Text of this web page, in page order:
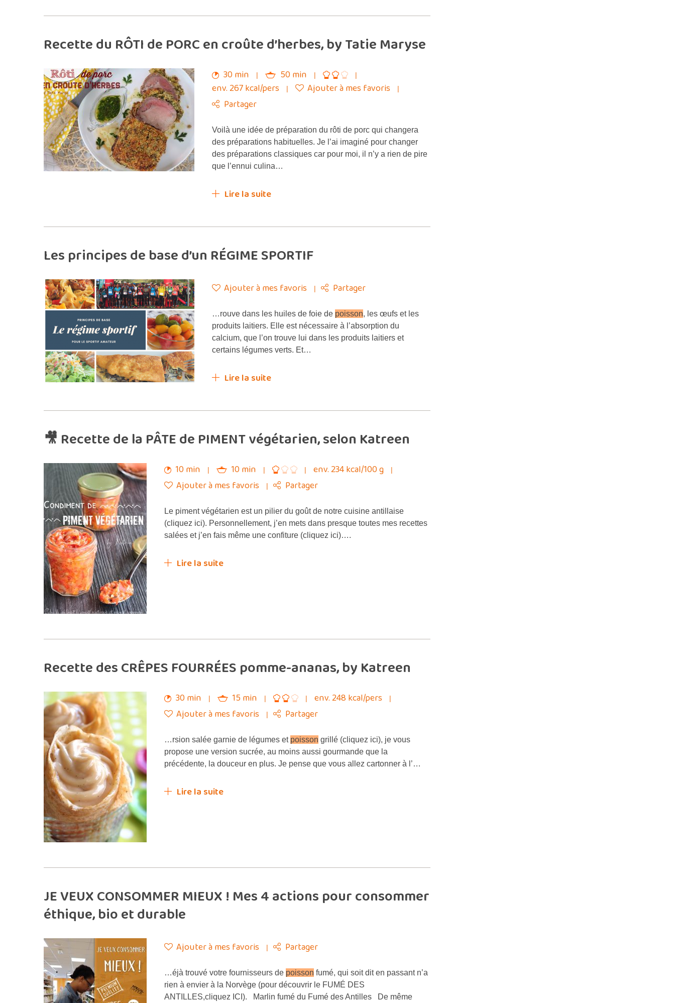
Recette du RÔTI de PORC en croûte d’herbes, by Tatie Maryse
30 min
50 min
env. 267 kcal/pers
Ajouter à mes favoris
Partager
Voilà une idée de préparation du rôti de porc qui changera
des préparations habituelles. Je l’ai imaginé pour changer
des préparations classiques car pour moi, il n’y a rien de pire
que l’ennui culina…
Lire la suite
Les principes de base d’un RÉGIME SPORTIF
Ajouter à mes favoris Partager
…rouve dans les huiles de foie de poisson, les œufs et les
produits laitiers. Elle est nécessaire à l’absorption du
calcium, que l’on trouve lui dans les produits laitiers et
certains légumes verts. Et…
Lire la suite
🎥 Recette de la PÂTE de PIMENT végétarien, selon Katreen
10 min 10 min
env. 234 kcal/100 g
Ajouter à mes favoris
Partager
Le piment végétarien est un pilier du goût de notre cuisine antillaise
(cliquez ici). Personnellement, j’en mets dans presque toutes mes recettes
salées et j’en fais même une confiture (cliquez ici)….
Lire la suite
Recette des CRÊPES FOURRÉES pomme-ananas, by Katreen
30 min 15 min
env. 248 kcal/pers
Ajouter à mes favoris
Partager
…rsion salée garnie de légumes et poisson grillé (cliquez ici), je vous
propose une version sucrée, au moins aussi gourmande que la
précédente, la douceur en plus. Je pense que vous allez cartonner à l’…
Lire la suite
JE VEUX CONSOMMER MIEUX ! Mes 4 actions pour consommer
éthique, bio et durable
Ajouter à mes favoris Partager
…éjà trouvé votre fournisseurs de poisson fumé, qui soit dit en passant n’a
rien à envier à la Norvège (pour découvrir le FUMÉ DES
ANTILLES,cliquez ICI). Marlin fumé du Fumé des Antilles De même